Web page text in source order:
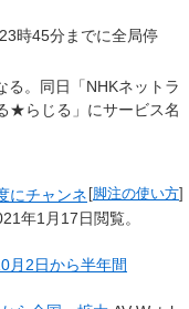
時45分までに全局停
る。同日「NHKネットラ
★らじる」にサービス名
[脚注の使い方]
にチャンネ
年1月17日閲覧。
月2日から半年間